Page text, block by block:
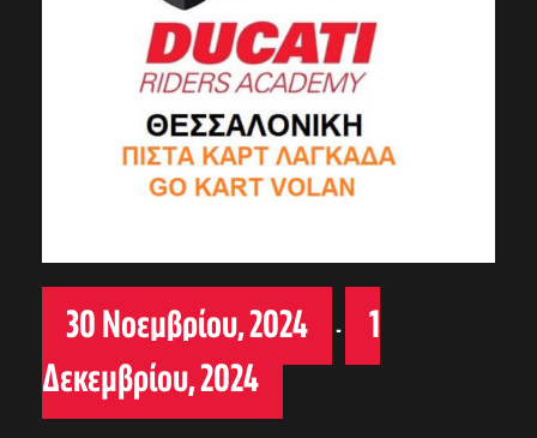
30 Νοεμβρίου, 2024 -
1
Δεκεμβρίου, 2024